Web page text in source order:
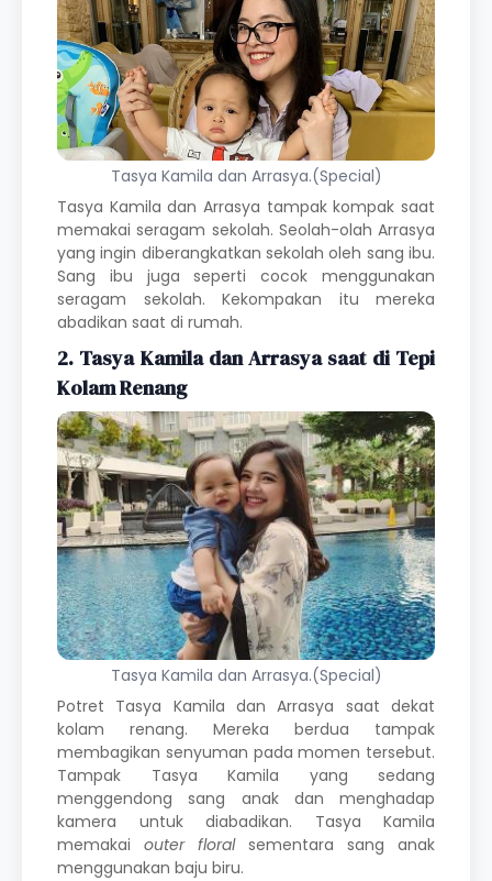
Tasya Kamila dan Arrasya.(Special)
Tasya Kamila dan Arrasya tampak kompak saat
memakai seragam sekolah. Seolah-olah Arrasya
yang ingin diberangkatkan sekolah oleh sang ibu.
Sang ibu juga seperti cocok menggunakan
seragam sekolah. Kekompakan itu mereka
abadikan saat di rumah.
2. Tasya Kamila dan Arrasya saat di Tepi
Kolam Renang
Tasya Kamila dan Arrasya.(Special)
Potret Tasya Kamila dan Arrasya saat dekat
kolam renang. Mereka berdua tampak
membagikan senyuman pada momen tersebut.
Tampak Tasya Kamila yang sedang
menggendong sang anak dan menghadap
kamera untuk diabadikan. Tasya Kamila
memakai outer floralsementara sang anak
menggunakan baju biru.